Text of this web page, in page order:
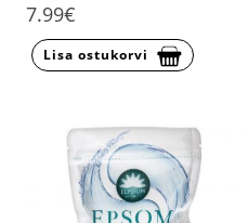
7.99€
Lisa ostukorvi